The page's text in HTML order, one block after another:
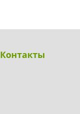
Контакты